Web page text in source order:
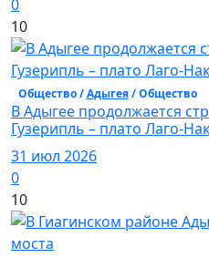
0
10
Общество /Адыгея/ Общество
В Адыгее продолжается
Гузерипль – плато Лаго-
31 июл 2026
0
10